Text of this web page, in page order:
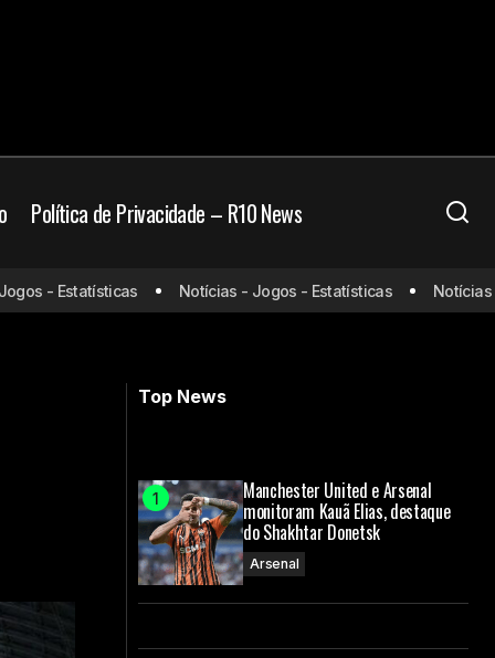
Política de Privacidade – R10 News
assistir,
07
Donald Trump confirma pedido à FIFA,
e Florian Balogun tem suspensão
anulada antes das oitavas da Copa do
- Estatísticas Notícias - Jogos - Estatísticas Notícias -
Top News
Manchester United e Arsenal
monitoram Kauã Elias, destaque
do Shakhtar Donetsk
Arsenal